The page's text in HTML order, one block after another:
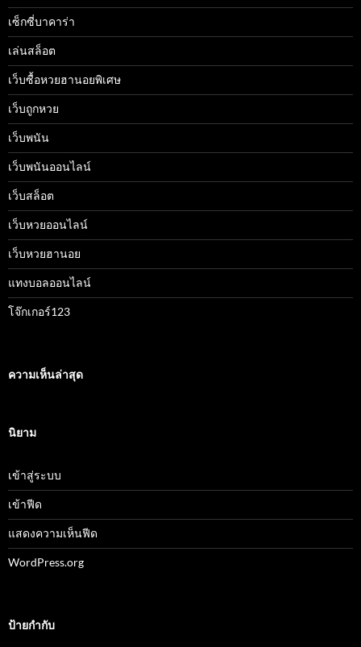
เซ็กซี่บาคาร่า
เล่นสล็อต
เว็บซื้อหวยฮานอยพิเศษ
เว็บถูกหวย
เว็บพนัน
เว็บพนันออนไลน์
เว็บสล็อต
เว็บหวยออนไลน์
เว็บหวยฮานอย
แทงบอลออนไลน์
โจ๊กเกอร์123
ความเห็นล่าสุด
นิยาม
เข้าสู่ระบบ
เข้าฟีด
แสดงความเห็นฟีด
WordPress.org
ป้ายกำกับ